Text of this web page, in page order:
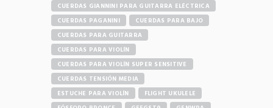
CUERDAS GIANNINI PARA GUITARRA ELÉCTRICA
CUERDAS PAGANINI
CUERDAS PARA BAJO
CUERDAS PARA GUITARRA
CUERDAS PARA VIOLÍN
CUERDAS PARA VIOLÍN SUPER SENSITIVE
CUERDAS TENSIÓN MEDIA
ESTUCHE PARA VIOLÍN
FLIGHT UKULELE